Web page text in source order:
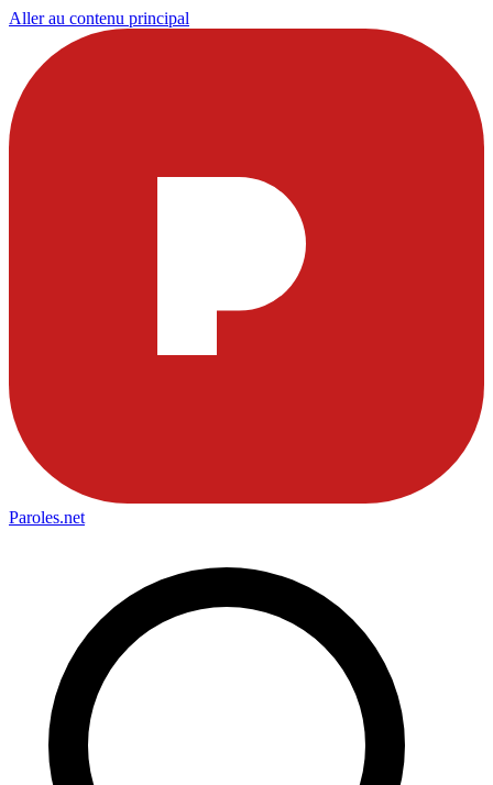
Aller au contenu principal
Paroles.net